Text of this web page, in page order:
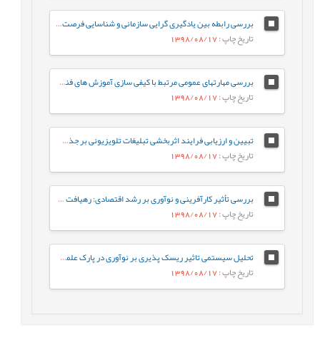
بررسی رابطه بین یادگیری گرایی سازمانی و شناسایی فرصت و خودکارآمدی کارآفرینان شرکت های دانش بنیان شهر تهران
تاریخ چاپ: 1398/08/17
بررسی مهارتهای عمومی مرتبط با کیفی سازی آموزش های فنی و حرفه ای از منظر ذینفعان
تاریخ چاپ: 1398/08/17
تبیین و ارزیابی فرایند اثربخشی تبلیغات تلویزیونی بر جذب مشتریان: مورد پژوهی بانک صادرات ایران
تاریخ چاپ: 1398/08/17
بررسی تأثیر کارآفرینی و نوآوری بر رشد اقتصادی: رهیافت داده های تابلویی
تاریخ چاپ: 1398/08/17
تحلیل سیستمی‌ تاثیر ریسک پذیری بر نوآوری در پارک علمی و فناوری پردیس
تاریخ چاپ: 1398/08/17